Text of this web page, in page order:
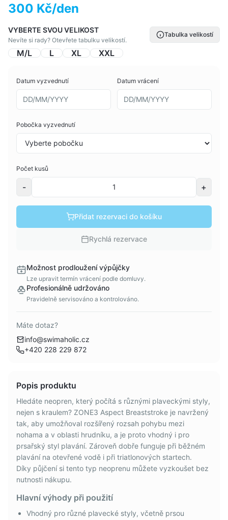
300 Kč/den
VYBERTE SVOU VELIKOST
Nevíte si rady? Otevřete tabulku velikostí.
Tabulka velikostí
M/L L XL XXL
Datum vyzvednutí Datum vrácení
Pobočka vyzvednutí
Počet kusů
- +
Přidat rezervaci do košíku
Rychlá rezervace
Možnost prodloužení výpůjčky
Lze upravit termín vrácení podle domluvy.
Profesionálně udržováno
Pravidelně servisováno a kontrolováno.
Máte dotaz?
info@swimaholic.cz
+420 228 229 872
Popis produktu
Hledáte neopren, který počítá s různými plaveckými styly,
nejen s kraulem? ZONE3 Aspect Breaststroke je navržený
tak, aby umožňoval rozšířený rozsah pohybu mezi
nohama a v oblasti hrudníku, a je proto vhodný i pro
prsařský styl plavání. Zároveň dobře funguje při běžném
plavání na otevřené vodě i při triatlonových startech.
Díky půjčení si tento typ neoprenu můžete vyzkoušet bez
nutnosti nákupu.
Hlavní výhody při použití
Vhodný pro různé plavecké styly, včetně prsou